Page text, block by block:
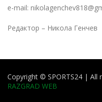
e-mail:
Редактор – Никола Генчев
Copyright © SPORTS24 | All
RAZGRAD WEB